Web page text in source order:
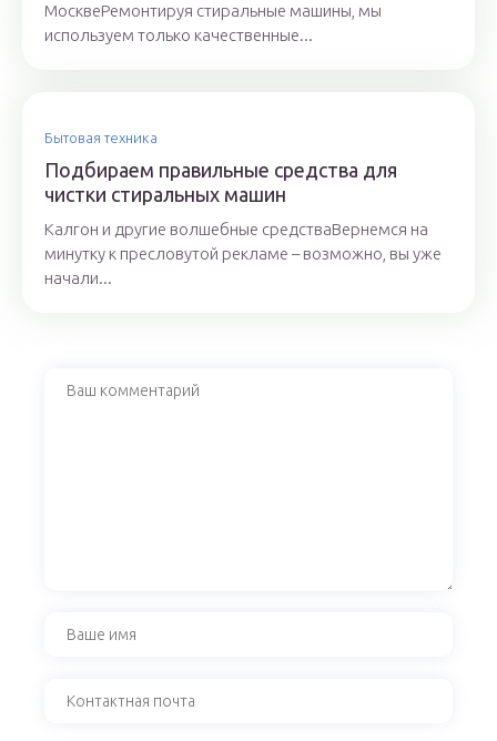
МосквеРемонтируя стиральные машины, мы
используем только качественные...
Бытовая техника
Подбираем правильные средства для
чистки стиральных машин
Калгон и другие волшебные средстваВернемся на
минутку к пресловутой рекламе – возможно, вы уже
начали...